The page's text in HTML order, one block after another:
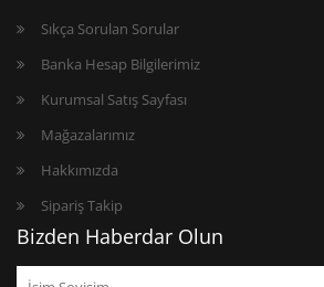
Sıkça Sorulan Sorular
Banka Hesap Bilgilerimiz
Kurumsal Satış Sayfası
Mağazalarımız
Hakkımızda
Sipariş Takip
Bizden Haberdar Olun